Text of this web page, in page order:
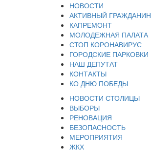
НОВОСТИ
АКТИВНЫЙ ГРАЖДАНИН
КАПРЕМОНТ
МОЛОДЕЖНАЯ ПАЛАТА
СТОП КОРОНАВИРУС
ГОРОДСКИЕ ПАРКОВКИ
НАШ ДЕПУТАТ
КОНТАКТЫ
КО ДНЮ ПОБЕДЫ
НОВОСТИ СТОЛИЦЫ
ВЫБОРЫ
РЕНОВАЦИЯ
БЕЗОПАСНОСТЬ
МЕРОПРИЯТИЯ
ЖКХ